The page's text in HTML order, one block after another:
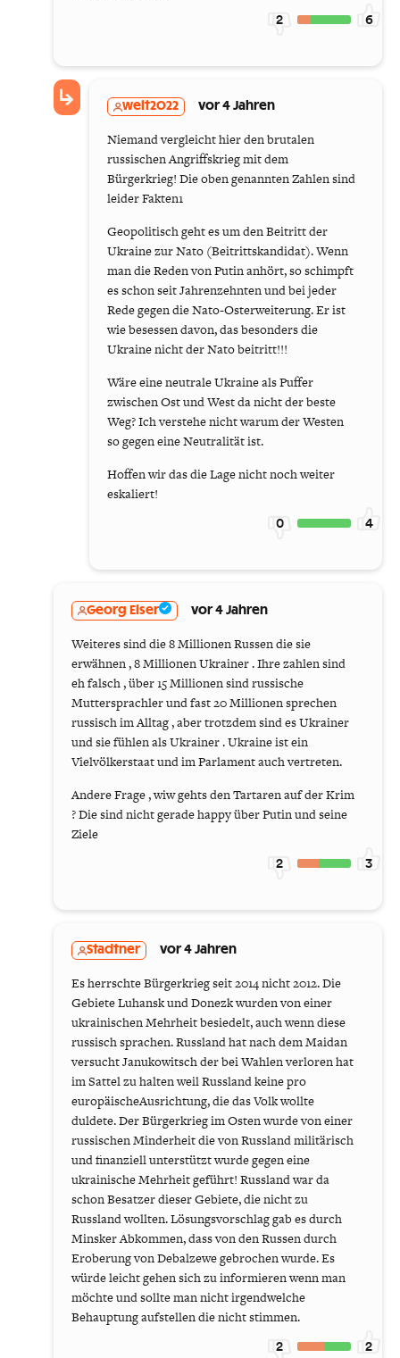
2 6
welt2022 vor 4 Jahren
Niemand vergleicht hier den brutalen
russischen Angriffskrieg mit dem
Bürgerkrieg! Die oben genannten Zahlen sind
leider Fakten1
Geopolitisch geht es um den Beitritt der
Ukraine zur Nato (Beitrittskandidat). Wenn
man die Reden von Putin anhört, so schimpft
es schon seit Jahrenzehnten und bei jeder
Rede gegen die Nato-Osterweiterung. Er ist
wie besessen davon, das besonders die
Ukraine nicht der Nato beitritt!!!
Wäre eine neutrale Ukraine als Puffer
zwischen Ost und West da nicht der beste
Weg? Ich verstehe nicht warum der Westen
so gegen eine Neutralität ist.
Hoffen wir das die Lage nicht noch weiter
eskaliert!
0 4
Georg Elser vor 4 Jahren
Weiteres sind die 8 Millionen Russen die sie
erwähnen , 8 Millionen Ukrainer . Ihre zahlen sind
eh falsch , über 15 Millionen sind russische
Muttersprachler und fast 20 Millionen sprechen
russisch im Alltag , aber trotzdem sind es Ukrainer
und sie fühlen als Ukrainer . Ukraine ist ein
Vielvölkerstaat und im Parlament auch vertreten.
Andere Frage , wiw gehts den Tartaren auf der Krim
? Die sind nicht gerade happy über Putin und seine
Ziele
2 3
Stadtner vor 4 Jahren
Es herrschte Bürgerkrieg seit 2014 nicht 2012. Die
Gebiete Luhansk und Donezk wurden von einer
ukrainischen Mehrheit besiedelt, auch wenn diese
russisch sprachen. Russland hat nach dem Maidan
versucht Janukowitsch der bei Wahlen verloren hat
im Sattel zu halten weil Russland keine pro
europäischeAusrichtung, die das Volk wollte
duldete. Der Bürgerkrieg im Osten wurde von einer
russischen Minderheit die von Russland militärisch
und finanziell unterstützt wurde gegen eine
ukrainische Mehrheit geführt! Russland war da
schon Besatzer dieser Gebiete, die nicht zu
Russland wollten. Lösungsvorschlag gab es durch
Minsker Abkommen, dass von den Russen durch
Eroberung von Debalzewe gebrochen wurde. Es
würde leicht gehen sich zu informieren wenn man
möchte und sollte man nicht irgendwelche
Behauptung aufstellen die nicht stimmen.
2 2